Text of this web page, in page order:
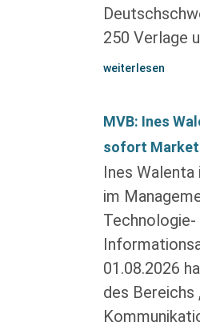
250 Verlage
weiterlesen
MVB: Ines
sofort
Ines
im
Technologie-
01.08.2026
des Bereichs